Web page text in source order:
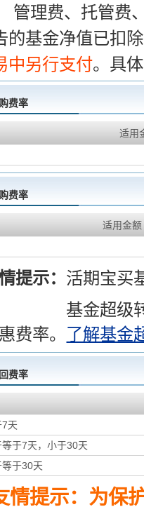
管理费、托管费
的基金净值已扣
中另行支付。具
费率
适用
费率
适用金额
提示： 活期宝买
基金超级
费率。 了解基金
费率
7天
等于7天，小于30天
等于30天
情提示：为保